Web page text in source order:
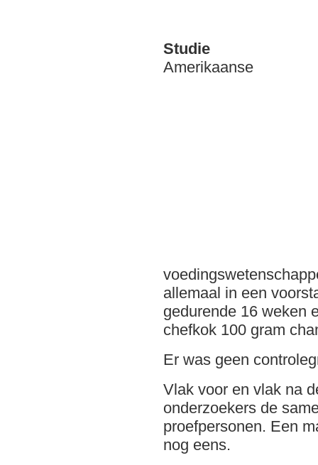
Studie
Amerikaanse
allemaal in een
gedurende 16 weken
chefkok 100 gram
Er was geen
Vlak voor en vlak na
onderzoekers de
proefpersonen. Een
nog eens.